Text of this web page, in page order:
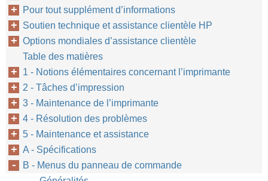
Pour tout supplément d’informations
Soutien technique et assistance clientèle HP
Options mondiales d’assistance clientèle
Table des matières
1 - Notions élémentaires concernant l’imprimante
2 - Tâches d’impression
3 - Maintenance de l’imprimante
4 - Résolution des problèmes
5 - Maintenance et assistance
A - Spécifications
B - Menus du panneau de commande